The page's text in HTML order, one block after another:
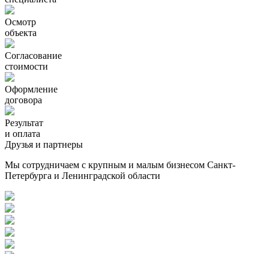
Осмотр
объекта
Согласование
стоимости
Оформление
договора
Результат
и оплата
Друзья и партнеры
Мы сотрудничаем с крупным и малым бизнесом Санкт-
Петербурга и Ленинградской области